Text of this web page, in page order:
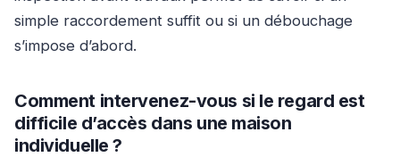
simple raccordement suffit ou si un débouchage
s’impose d’abord.
Comment intervenez-vous si le regard est
difficile d’accès dans une maison
individuelle ?